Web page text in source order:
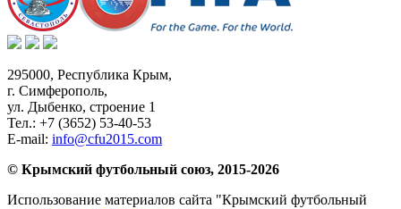
295000, Республика Крым,
г. Симферополь,
ул. Дыбенко, строение 1
Тел.: +7 (3652) 53-40-53
E-mail: info@cfu2015.com
© Крымский футбольный союз, 2015-2026
Использование материалов сайта "Крымский футбольный